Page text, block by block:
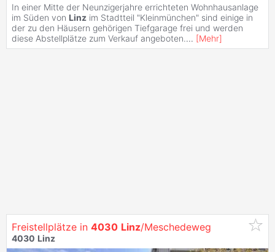
In einer Mitte der Neunzigerjahre errichteten Wohnhausanlage
im Süden von Linz im Stadtteil "Kleinmünchen" sind einige in
der zu den Häusern gehörigen Tiefgarage frei und werden
diese Abstellplätze zum Verkauf angeboten.... [Mehr]
Freistellplätze in 4030 Linz/Meschedeweg
4030 Linz